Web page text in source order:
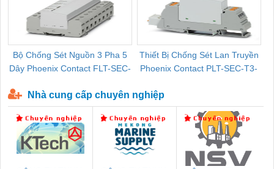
Bộ Chống Sét Nguồn 3 Pha 5
Dây Phoenix Contact FLT-SEC-
Thiết Bị Chống Sét Lan Truyền
Phoenix Contact PLT-SEC-T3-
Nhà cung cấp chuyên nghiệp